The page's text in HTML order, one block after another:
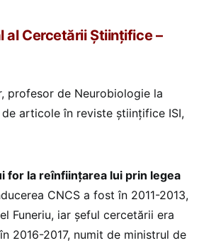
al Cercetării Științifice –
profesor de Neurobiologie la
articole în reviste științifice ISI,
for la reînființarea lui prin legea
CNCS a fost în 2011-2013,
Funeriu, iar șeful cercetării era
2016-2017, numit de ministrul de